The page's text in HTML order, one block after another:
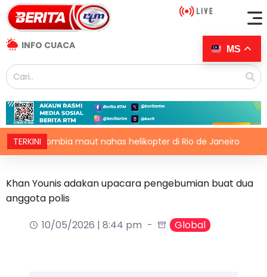
INFO CUACA
TERKINImaut nahas helikopter di Rio de Janeiro
Khan Younis adakan upacara pengebumian buat dua
anggota polis
10/05/2026 | 8:44 pm
Global
MS